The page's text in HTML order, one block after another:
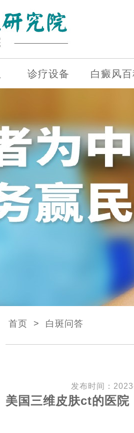
诊疗设备 白癜风
首页 > 白斑问答
发布时间：
美国三维皮肤ct的医院